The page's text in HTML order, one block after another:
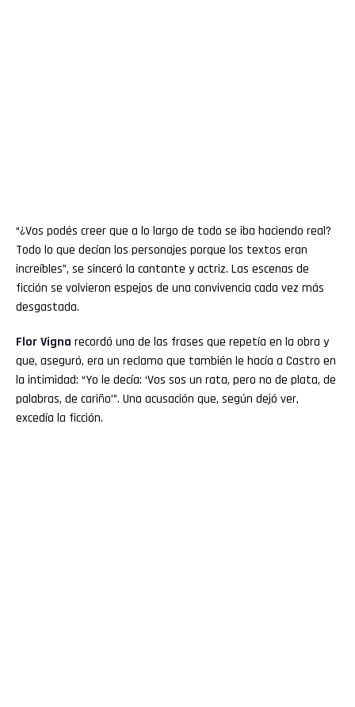
“¿Vos podés creer que a lo largo de todo se iba haciendo real?
Todo lo que decían los personajes porque los textos eran
increíbles”, se sinceró la cantante y actriz. Las escenas de
ficción se volvieron espejos de una convivencia cada vez más
desgastada.
FlorVigna recordó una de las frases que repetía en la obra y
que, aseguró, era un reclamo que también le hacía a Castro en
la intimidad: “Yo le decía: ‘Vos sos un rata, pero no de plata, de
palabras, de cariño’”. Una acusación que, según dejó ver,
excedía la ficción.